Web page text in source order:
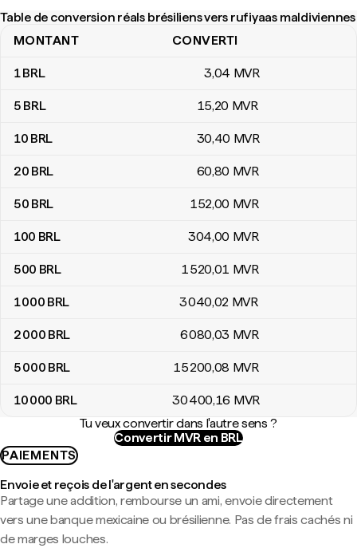
Table de conversion réals brésiliens vers rufiyaas maldiviennes
Table de conversion réals brésiliens vers rufiyaas maldiviennes
MONTANT CONVERTI
1BRL 3,04 MVR
5 BRL 15,20 MVR
10 BRL 30,40 MVR
20 BRL 60,80 MVR
50 BRL 152,00 MVR
100 BRL 304,00 MVR
500 BRL 1 520,01 MVR
1 000 BRL 3 040,02 MVR
2 000 BRL 6 080,03 MVR
5 000 BRL 15 200,08 MVR
10 000 BRL 30 400,16 MVR
Tu veux convertir dans l'autre sens ?
Convertir MVR en BRL
PAIEMENTS
Envoie et reçois de l'argent en secondes
Partage une addition, rembourse un ami, envoie directement
vers une banque mexicaine ou brésilienne. Pas de frais cachés ni
de marges louches.